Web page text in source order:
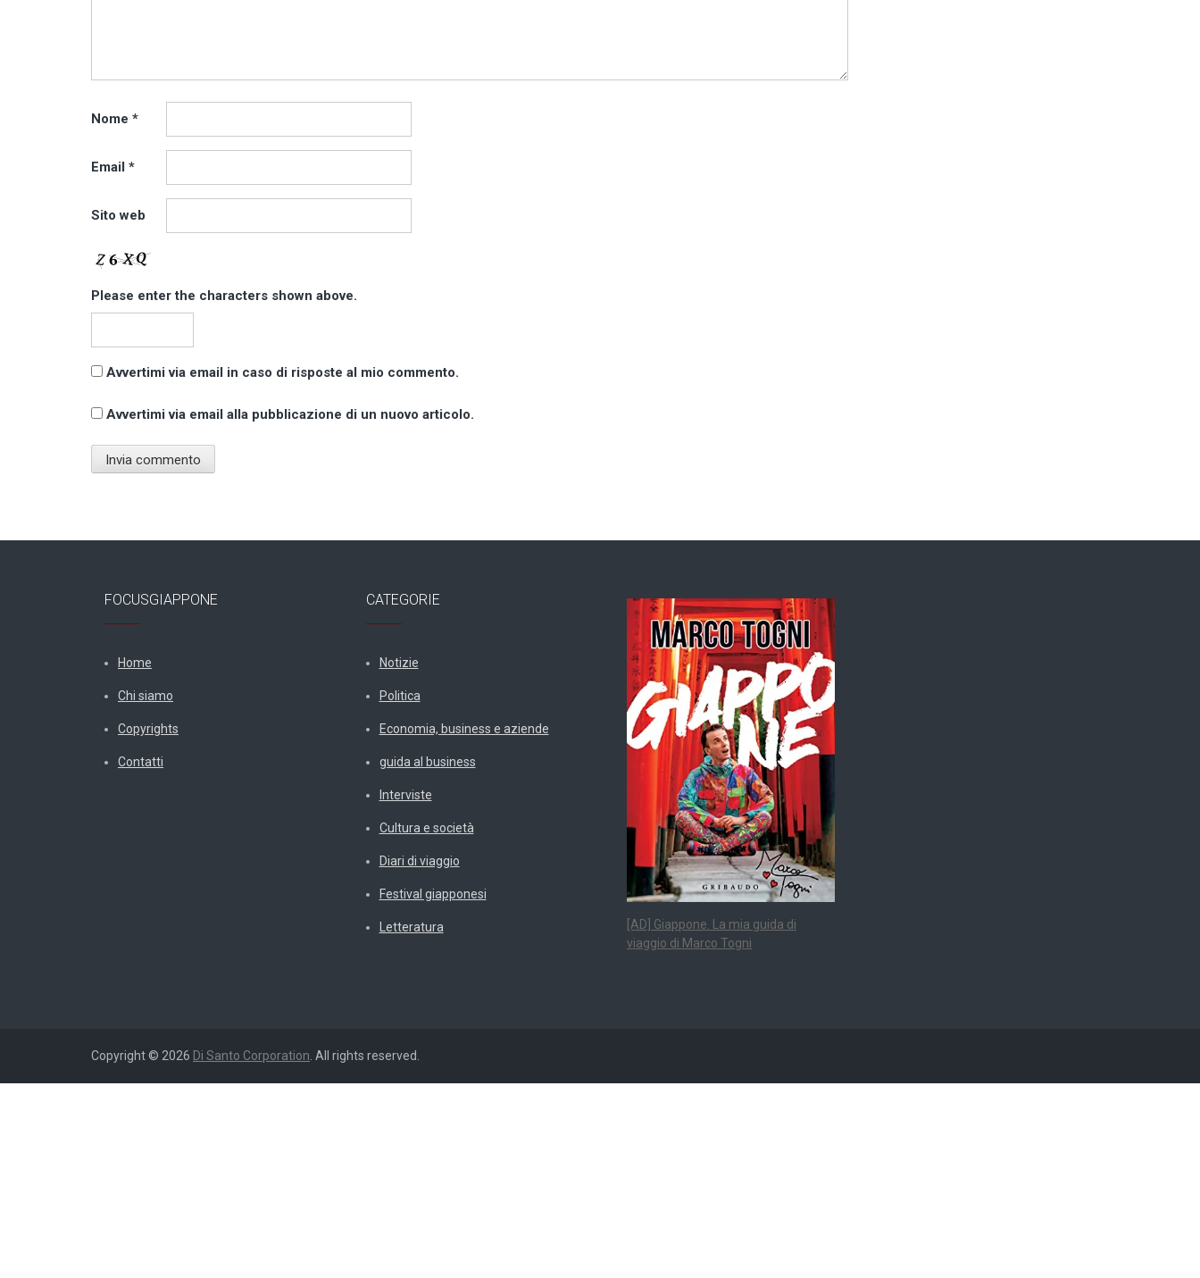
Nome *
Email *
Sito web
Please enter the characters shown above.
Avvertimi via email in caso di risposte al mio commento.
Avvertimi via email alla pubblicazione di un nuovo articolo.
FOCUSGIAPPONE
Home
Chi siamo
Copyrights
Contatti
CATEGORIE
Notizie
Politica
Economia, business e aziende
guida al business
Interviste
Cultura e società
Diari di viaggio
Festival giapponesi
Letteratura
[AD] Giappone. La mia guida di
viaggio di Marco Togni
Copyright © 2026 Di Santo Corporation . All rights reserved.